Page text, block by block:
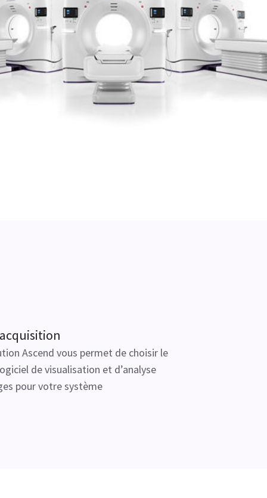
Ascend vous permet de choisir le
de visualisation et d’analyse
pour votre système